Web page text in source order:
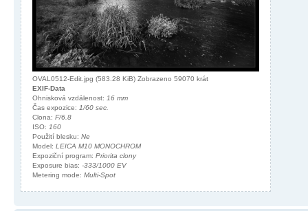
OVAL0512-Edit.jpg (583.28 KiB) Zobrazeno 59070 krát
EXIF-Data
Ohnisková vzdálenost: 16 mm
Čas expozice: 1/60 sec.
Clona: F/6.8
ISO: 160
Použití blesku: Ne
Model: LEICA M10 MONOCHROM
Expoziční program: Priorita clony
Exposure bias: -333/1000 EV
Metering mode: Multi-Spot